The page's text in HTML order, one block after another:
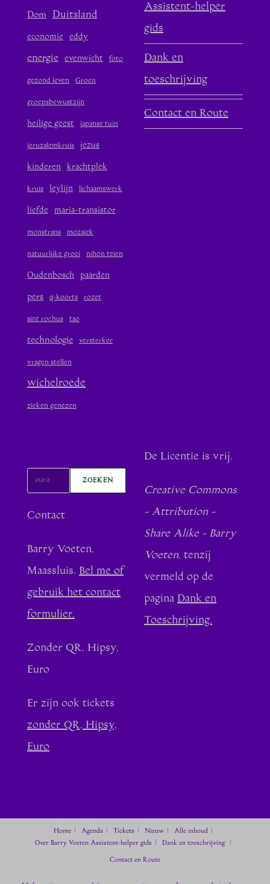
Dom Duitsland
economie eddy
energie evenwicht foto
gezond leven Groen
groepsbewustzijn
heilige geest japanse tuin
jeruzalemkruis jezus
kinderen krachtplek
kruis leylijn lichaamswerk
liefde maria-transistor
monstrans mozaïek
natuurlijke groei nihon teien
Oudenbosch paarden
pers q-koorts rozet
sint rochus tao
technologie versterker
vragen stellen
wichelroede
zieken genezen
Assistent-helper
gids
Dank en
toeschrijving
Contact en Route
ZOEKEN
Contact
Barry Voeten,
Maassluis. Bel me of
gebruik het contact
formulier.
Zonder QR, Hipsy,
Euro
Er zijn ook tickets
zonder QR, Hipsy,
Euro
De Licentie is vrij.
Creative Commons
- Attribution -
Share Alike - Barry
Voeten, tenzij
vermeld op de
pagina Dank en
Toeschrijving.
Home Agenda Tickets Nieuw
Alle inhoud
Over Barry Voeten Assistent-helper gids Dank en toeschrijving
Contact en Route